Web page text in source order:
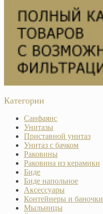
Категории
Санфаянс
Унитазы
Приставной унитаз
Унитаз с бачком
Раковины
Раковина из керамики
Биде
Биде напольное
Аксессуары
Контейнеры и баночки
Мыльницы